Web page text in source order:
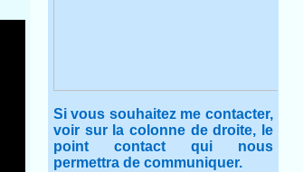
Si vous souhaitez me contacter,
voir sur la colonne de droite, le
point contact qui nous
permettra de communiquer.